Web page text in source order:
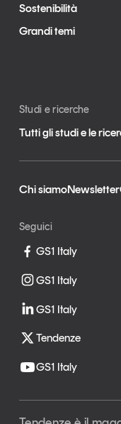
Sostenibilità
Grandi temi
Studi e ricerche
Tutti gli studi e le
Chi siamoNewsletter
Seguici
GS1 Italy
GS1 Italy
GS1 Italy
Tendenze
GS1 Italy